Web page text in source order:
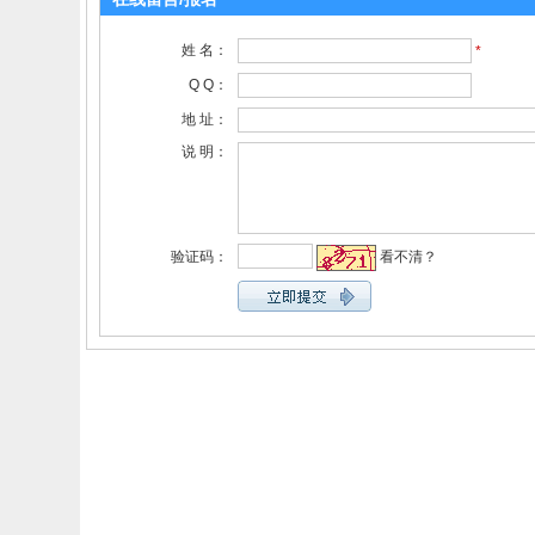
姓 名： *
Q Q：
地 址：
说 明：
验证码： 看不清？